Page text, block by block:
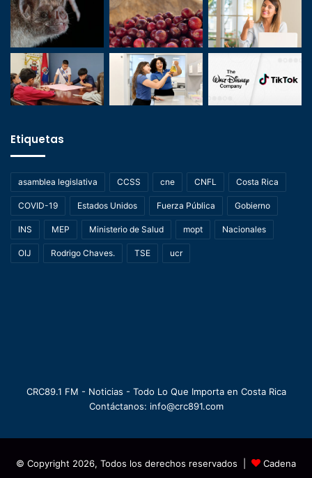
Etiquetas
asamblea legislativa CCSS cne CNFL Costa Rica
COVID-19 Estados Unidos Fuerza Pública Gobierno
INS MEP Ministerio de Salud mopt Nacionales
OIJ Rodrigo Chaves. TSE ucr
CRC89.1 FM - Noticias - Todo Lo Que Importa en Costa Rica
Contáctanos: info@crc891.com
© Copyright 2026, Todos los derechos reservados | Cadena